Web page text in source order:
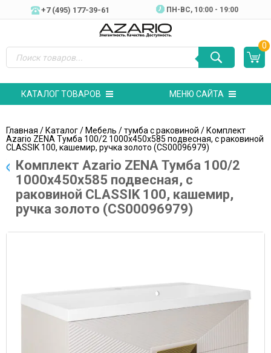
+7 (495) 177-39-61 ПН-ВC, 10:00 - 19:00
0
КАТАЛОГ ТОВАРОВ МЕНЮ САЙТА
Главная /Каталог/Мебель /тумба с раковиной / Комплект
Azario ZENA Тумба 100/2 1000х450х585 подвесная, с раковиной
CLASSIK 100, кашемир, ручка золото (CS00096979)
Комплект Azario ZENA Тумба 100/2
1000х450х585 подвесная, с
раковиной CLASSIK 100, кашемир,
ручка золото (CS00096979)